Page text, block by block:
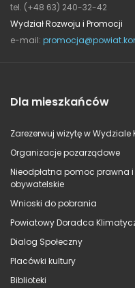
tel. (+48 63) 240-32-42
Wydział Rozwoju i Promocji
e-mail:
Dla mieszkańców
Zarezerwuj wizytę w
Organizacje pozarządowe
Nieodpłatna pomoc prawna
obywatelskie
Wnioski do pobrania
Powiatowy Doradca
Dialog Społeczny
Placówki kultury
Biblioteki